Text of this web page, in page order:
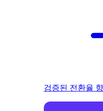
검증된 전환율